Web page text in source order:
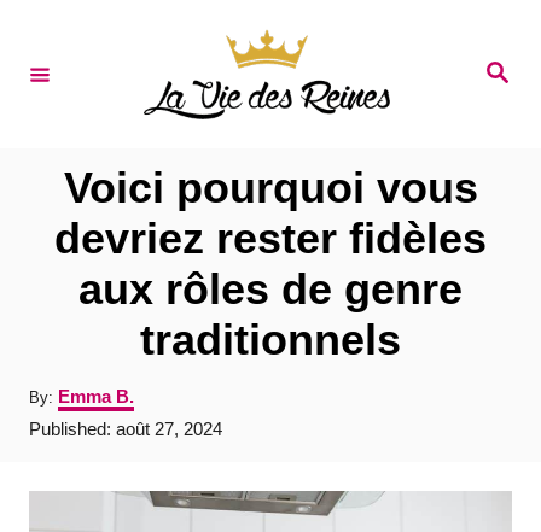
S
Voici pourquoi vous
devriez rester fidèles
aux rôles de genre
traditionnels
By: A
u
t
o
Emma B.
P
Published: août 27, 2024